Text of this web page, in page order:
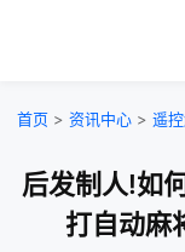
首页 > 资讯中心 > 遥
后发制人!如
打自动麻